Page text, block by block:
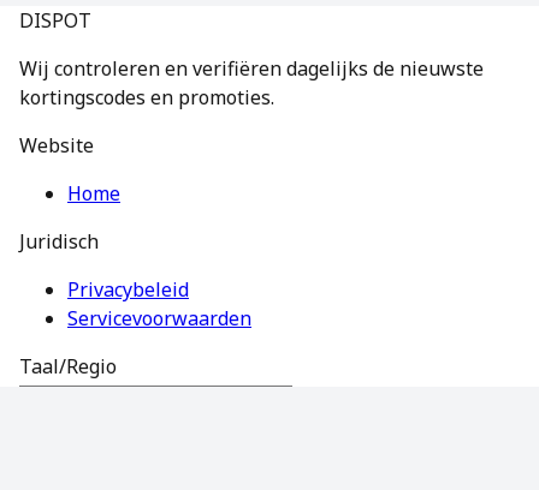
DISPOT
Wij controleren en verifiëren dagelijks de nieuwste
kortingscodes en promoties.
Website
Home
Juridisch
Privacybeleid
Servicevoorwaarden
Taal/Regio